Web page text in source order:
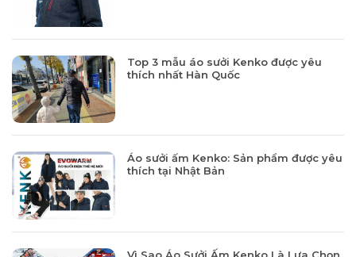
Top 3 mẫu áo sưởi Kenko được yêu
thích nhất Hàn Quốc
Áo sưởi ấm Kenko: Sản phẩm được yêu
thích tại Nhật Bản